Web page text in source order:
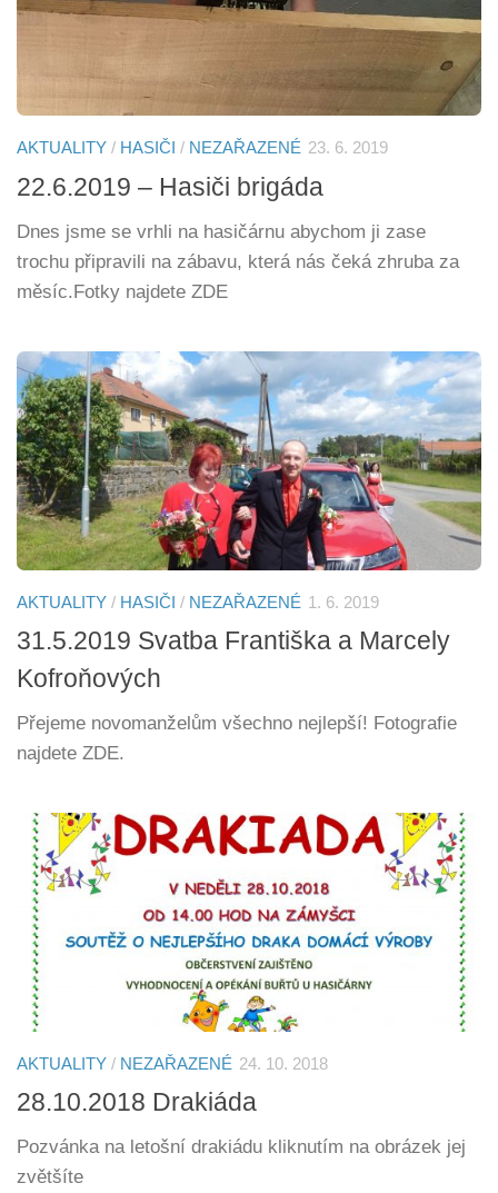
AKTUALITY / HASIČI / NEZAŘAZENÉ 23. 6. 2019
22.6.2019 – Hasiči brigáda
Dnes jsme se vrhli na hasičárnu abychom ji zase
trochu připravili na zábavu, která nás čeká zhruba za
měsíc.Fotky najdete ZDE
AKTUALITY / HASIČI / NEZAŘAZENÉ 1. 6. 2019
31.5.2019 Svatba Františka a Marcely
Kofroňových
Přejeme novomanželům všechno nejlepší! Fotografie
najdete ZDE.
AKTUALITY / NEZAŘAZENÉ 24. 10. 2018
28.10.2018 Drakiáda
Pozvánka na letošní drakiádu kliknutím na obrázek jej
zvětšíte